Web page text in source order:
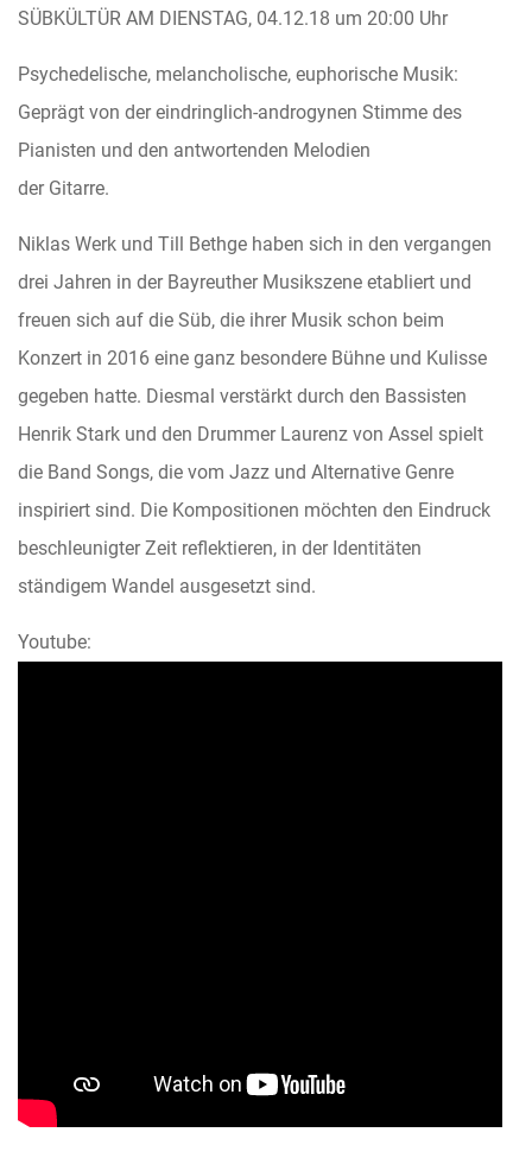
SÜBKÜLTÜR AM DIENSTAG, 04.12.18 um 20:00 Uhr
Psychedelische, melancholische, euphorische Musik:
Geprägt von der eindringlich-androgynen Stimme des
Pianisten und den antwortenden Melodien
der Gitarre.
Niklas Werk und Till Bethge haben sich in den vergangen
drei Jahren in der Bayreuther Musikszene etabliert und
freuen sich auf die Süb, die ihrer Musik schon beim
Konzert in 2016 eine ganz besondere Bühne und Kulisse
gegeben hatte. Diesmal verstärkt durch den Bassisten
Henrik Stark und den Drummer Laurenz von Assel spielt
die Band Songs, die vom Jazz und Alternative Genre
inspiriert sind. Die Kompositionen möchten den Eindruck
beschleunigter Zeit reflektieren, in der Identitäten
ständigem Wandel ausgesetzt sind.
Youtube: